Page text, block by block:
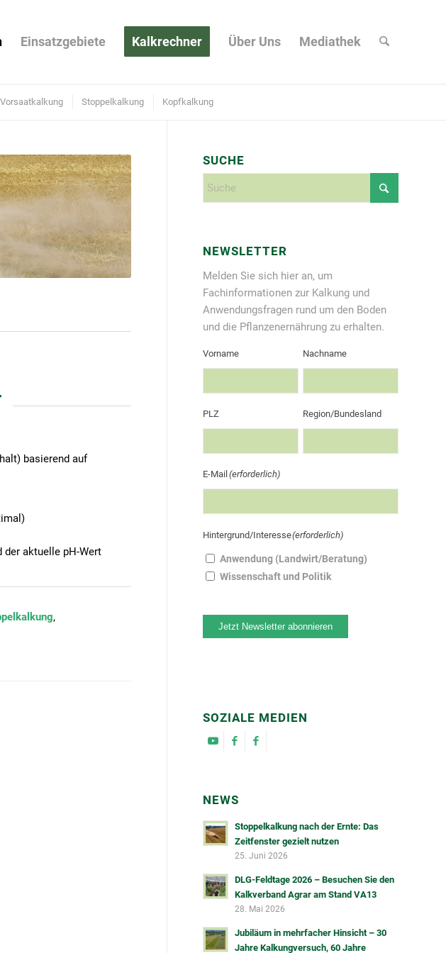
Einsatzgebiete Kalkrechner Über Uns Mediathek
Vorsaatkalkung Stoppelkalkung Kopfkalkung
basierend auf
der aktuelle pH-Wert
,
SUCHE
NEWSLETTER
Melden Sie sich hier an, um
Fachinformationen zur Kalkung und
Anwendungsfragen rund um den Boden
und die Pflanzenernährung zu erhalten.
Vorname Nachname
PLZ Region/Bundesland
E-Mail(erforderlich)
Hintergrund/Interesse(erforderlich)
Anwendung (Landwirt/Beratung)
Wissenschaft und Politik
Jetzt Newsletter abonnieren
SOZIALE MEDIEN
NEWS
Stoppelkalkung nach der Ernte: Das
Zeitfenster gezielt nutzen
25. Juni 2026
DLG-Feldtage 2026 – Besuchen Sie den
Kalkverband Agrar am Stand VA13
28. Mai 2026
Jubiläum in mehrfacher Hinsicht – 30
Jahre Kalkungversuch, 60 Jahre